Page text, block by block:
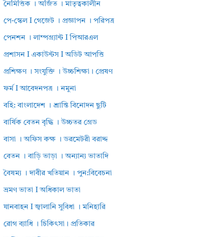
নৈমিত্তিক । অর্জিত । মাতৃত্বকালীন
পে-স্কেল I গেজেট । প্রজ্ঞাপন । পরিপত্র
পেনশন । লাম্পগ্র্যান্ট I পিআরএল
প্রশাসন I একাউন্টস I অডিট আপত্তি
প্রশিক্ষণ । সংযুক্তি । উচ্চশিক্ষা। প্রেষণ
ফর্ম I আবেদনপত্র । নমুনা
বহি: বাংলাদেশ । শ্রান্তি বিনোদন ছুটি
বার্ষিক বেতন বৃদ্ধি । উচ্চতর গ্রেড
বাসা । অফিস কক্ষ । ডরমেটরী বরাদ্দ
বেতন । বাড়ি ভাড়া । অন্যান্য ভাতাদি
বৈষম্য । দাবীর খতিয়ান । পুন:বিবেচনা
ভ্রমণ ভাতা I অধিকাল ভাতা
যানবাহন I জ্বালানি সুবিধা । মনিহারি
রোগ ব্যাধি । চিকিৎসা। প্রতিকার